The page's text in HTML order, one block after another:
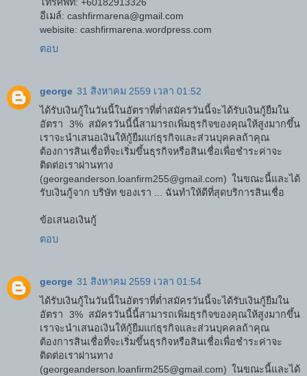
อีเมล์: cashfirmarena@gmail.com
webisite: cashfirmarena.wordpress.com
ตอบ
george 31 สิงหาคม 2559 เวลา 01:52
ได้รับเงินกู้ในวันนี้ในอัตราที่ต่ำสมัครวันนี้จะได้รับเงินกู้ยืมใน
อัตรา 3% สมัครวันนี้นี้สามารถเพิ่มธุรกิจของคุณให้สูงมากขึ้น
เราจะนำเสนอเงินให้กู้ยืมแก่ธุรกิจและส่วนบุคคลถ้าคุณ
ต้องการสินเชื่อที่จะเริ่มขึ้นธุรกิจหรือสินเชื่อเพื่อชำระค่าจะ
ติดต่อเราผ่านทาง
(georgeanderson.loanfirm255@gmail.com) ในขณะนี้และได้
รับเงินกู้จาก บริษัท ของเรา ... ฉันทำให้ดีที่สุดบริการสินเชื่อ
ข้อเสนอเงินกู้
ตอบ
george 31 สิงหาคม 2559 เวลา 01:54
ได้รับเงินกู้ในวันนี้ในอัตราที่ต่ำสมัครวันนี้จะได้รับเงินกู้ยืมใน
อัตรา 3% สมัครวันนี้นี้สามารถเพิ่มธุรกิจของคุณให้สูงมากขึ้น
เราจะนำเสนอเงินให้กู้ยืมแก่ธุรกิจและส่วนบุคคลถ้าคุณ
ต้องการสินเชื่อที่จะเริ่มขึ้นธุรกิจหรือสินเชื่อเพื่อชำระค่าจะ
ติดต่อเราผ่านทาง
(georgeanderson.loanfirm255@gmail.com) ในขณะนี้และได้